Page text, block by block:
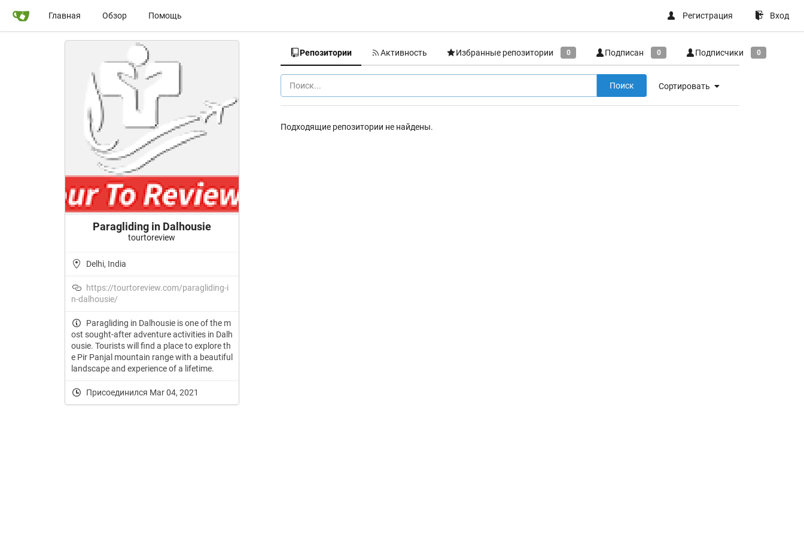
Главная Обзор Помощь Регистрация Вход
Paragliding in Dalhousie
tourtoreview
Delhi, India
https://tourtoreview.com/paragliding-i
n-dalhousie/
Paragliding in Dalhousie is one of the m
ost sought-after adventure activities in Dalh
ousie. Tourists will find a place to explore th
e Pir Panjal mountain range with a beautiful
landscape and experience of a lifetime.
Присоединился Mar 04, 2021
Репозитории Активность Избранные репозитории 0 Подписан 0 Подписчики 0
Сортировать
Поиск
Подходящие репозитории не найдены.